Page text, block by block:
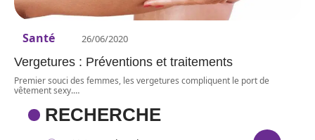
Santé 26/06/2020
Vergetures : Préventions et traitements
Premier souci des femmes, les vergetures compliquent le port de
vêtement sexy.…
RECHERCHE